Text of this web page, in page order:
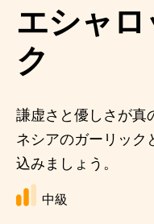
エシャ
ク
謙虚さと優しさが真
ネシアのガーリック
込みましょう。
中級